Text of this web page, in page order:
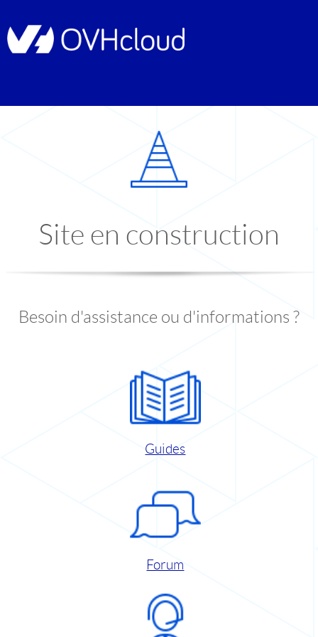
Site en construction
Besoin d'assistance ou d'informations ?
Guides
Forum